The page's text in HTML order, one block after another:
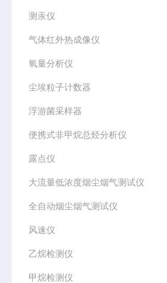
测汞仪
气体红外热成像仪
氧量分析仪
尘埃粒子计数器
浮游菌采样器
便携式非甲烷总烃分析仪
露点仪
大流量低浓度烟尘烟气测试仪
全自动烟尘烟气测试仪
风速仪
乙烷检测仪
甲烷检测仪